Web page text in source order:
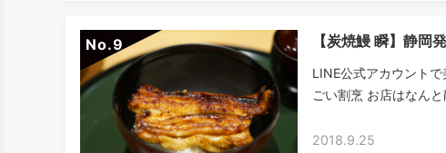
No. 【炭焼鰻 瞬】静岡
LINE公式アカウント
ごい割烹 お店はなん
2018.9.25